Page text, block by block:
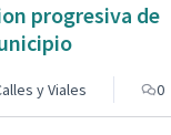
progresiva de
y Viales 0